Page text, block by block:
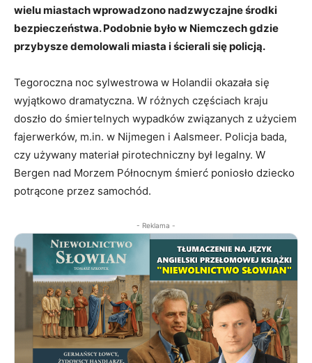
wielu miastach wprowadzono nadzwyczajne środki
bezpieczeństwa. Podobnie było w Niemczech gdzie
przybysze demolowali miasta i ścierali się policją.
Tegoroczna noc sylwestrowa w Holandii okazała się
wyjątkowo dramatyczna. W różnych częściach kraju
doszło do śmiertelnych wypadków związanych z użyciem
fajerwerków, m.in. w Nijmegen i Aalsmeer. Policja bada,
czy używany materiał pirotechniczny był legalny. W
Bergen nad Morzem Północnym śmierć poniosło dziecko
potrącone przez samochód.
- Reklama -